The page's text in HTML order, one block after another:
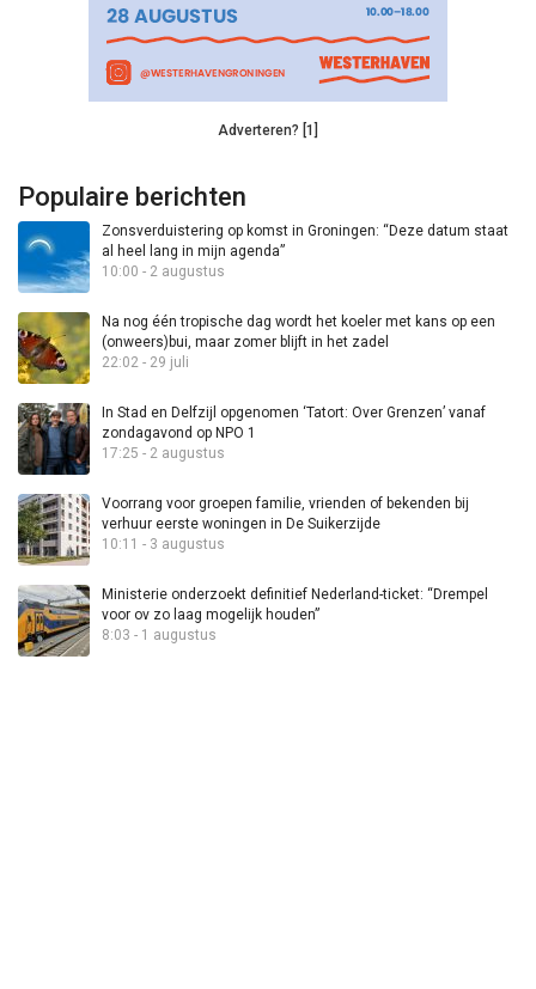
Adverteren? [1]
Populaire berichten
Zonsverduistering op komst in Groningen: “Deze datum staat
al heel lang in mijn agenda”
10:00 - 2 augustus
Na nog één tropische dag wordt het koeler met kans op een
(onweers)bui, maar zomer blijft in het zadel
22:02 - 29 juli
In Stad en Delfzijl opgenomen ‘Tatort: Over Grenzen’ vanaf
zondagavond op NPO 1
17:25 - 2 augustus
Voorrang voor groepen familie, vrienden of bekenden bij
verhuur eerste woningen in De Suikerzijde
10:11 - 3 augustus
Ministerie onderzoekt definitief Nederland-ticket: “Drempel
voor ov zo laag mogelijk houden”
8:03 - 1 augustus